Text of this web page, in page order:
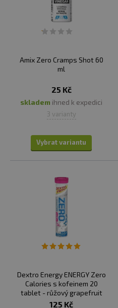
Amix Zero Cramps Shot 60
ml
25 Kč
skladem ihned k expedici
3 varianty
Vybrat variantu
Dextro Energy ENERGY Zero
Calories s kofeinem 20
tablet - růžový grapefruit
125 Kč